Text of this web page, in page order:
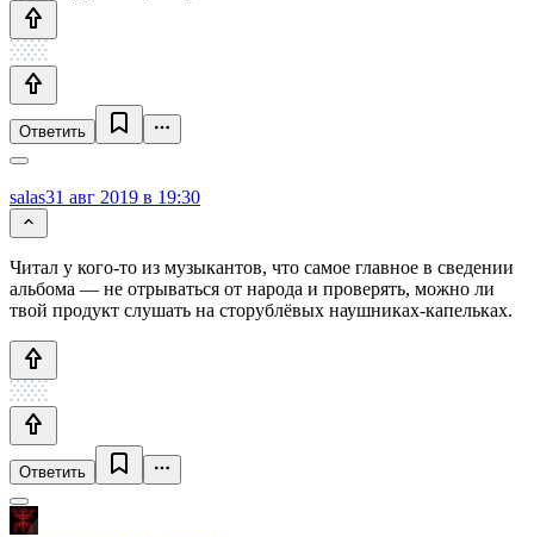
Ответить
salas31 авг 2019 в 19:30
Читал у кого-то из музыкантов, что самое главное в сведении
альбома — не отрываться от народа и проверять, можно ли
твой продукт слушать на сторублёвых наушниках-капельках.
Ответить